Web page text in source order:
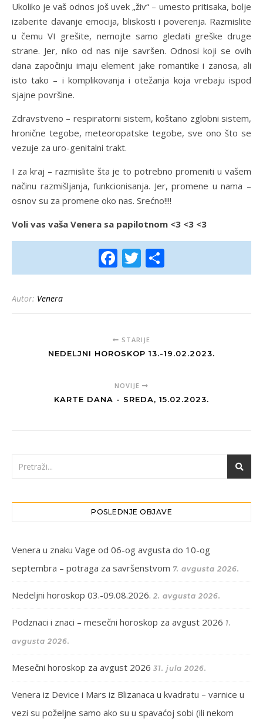
Ukoliko je vaš odnos još uvek „živ“ – umesto pritisaka, bolje
izaberite davanje emocija, bliskosti i poverenja. Razmislite
u čemu VI grešite, nemojte samo gledati greške druge
strane. Jer, niko od nas nije savršen. Odnosi koji se ovih
dana započinju imaju element jake romantike i zanosa, ali
isto tako – i komplikovanja i otežanja koja vrebaju ispod
sjajne površine.
Zdravstveno – respiratorni sistem, koštano zglobni sistem,
hronične tegobe, meteoropatske tegobe, sve ono što se
vezuje za uro-genitalni trakt.
I za kraj – razmislite šta je to potrebno promeniti u vašem
načinu razmišljanja, funkcionisanja. Jer, promene u nama –
osnov su za promene oko nas. Srećno!!!!
Voli vas vaša Venera sa papilotnom <3 <3 <3
Facebook
Twitter
Autor: Venera
STARIJE
NEDELJNI HOROSKOP 13.-19.02.2023.
NOVIJE
KARTE DANA - SREDA, 15.02.2023.
POSLEDNJE OBJAVE
Venera u znaku Vage od 06-og avgusta do 10-og
septembra – potraga za savršenstvom 7. avgusta 2026.
Nedeljni horoskop 03.-09.08.2026. 2. avgusta 2026.
Podznaci i znaci – mesečni horoskop za avgust 2026 1.
avgusta 2026.
Mesečni horoskop za avgust 2026 31. jula 2026.
Venera iz Device i Mars iz Blizanaca u kvadratu – varnice u
vezi su poželjne samo ako su u spavaćoj sobi (ili nekom